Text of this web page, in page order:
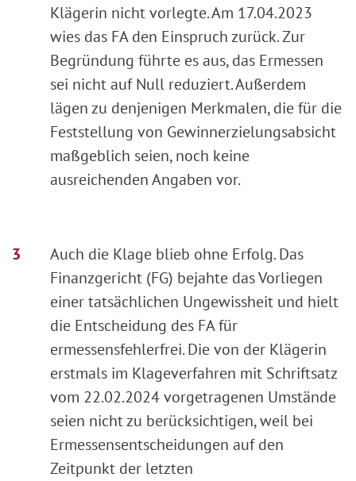
Klägerin nicht vorlegte. Am 17.04.2023
wies das FA den Einspruch zurück. Zur
Begründung führte es aus, das Ermessen
sei nicht auf Null reduziert. Außerdem
lägen zu denjenigen Merkmalen, die für die
Feststellung von Gewinnerzielungsabsicht
maßgeblich seien, noch keine
ausreichenden Angaben vor.
Auch die Klage blieb ohne Erfolg. Das
Finanzgericht (FG) bejahte das Vorliegen
einer tatsächlichen Ungewissheit und hielt
die Entscheidung des FA für
ermessensfehlerfrei. Die von der Klägerin
erstmals im Klageverfahren mit Schriftsatz
vom 22.02.2024 vorgetragenen Umstände
seien nicht zu berücksichtigen, weil bei
Ermessensentscheidungen auf den
Zeitpunkt der letzten